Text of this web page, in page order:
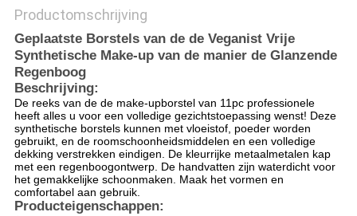
Productomschrijving
Geplaatste Borstels van de de Veganist Vrije
Synthetische Make-up van de manier de Glanzende
Regenboog
Beschrijving:
De reeks van de de make-upborstel van 11pc professionele
heeft alles u voor een volledige gezichtstoepassing wenst! Deze
synthetische borstels kunnen met vloeistof, poeder worden
gebruikt, en de roomschoonheidsmiddelen en een volledige
dekking verstrekken eindigen. De kleurrijke metaalmetalen kap
met een regenboogontwerp. De handvatten zijn waterdicht voor
het gemakkelijke schoonmaken. Maak het vormen en
comfortabel aan gebruik.
Producteigenschappen: